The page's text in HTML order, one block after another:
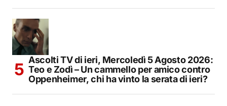
Ascolti TV di ieri, Mercoledì 5 Agosto 2026:
Teo e Zodì – Un cammello per amico contro
Oppenheimer, chi ha vinto la serata di ieri?